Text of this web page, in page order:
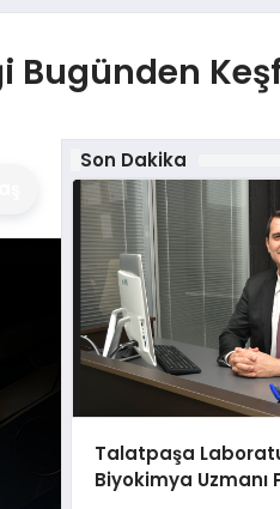
Bugünden
Son Dakika
Talatpaşa
Biyokimya Uzmanı